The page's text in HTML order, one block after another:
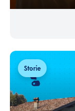
Come
donna che ha
Storie